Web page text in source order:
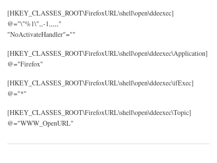
多
[HKEY_CLASSES_ROOT\FirefoxURL\shell\open\ddeexec]
@="\"%1\",,-1,,,,,"
"NoActivateHandler"=""
[HKEY_CLASSES_ROOT\FirefoxURL\shell\open\ddeexec\Application]
@="Firefox"
[HKEY_CLASSES_ROOT\FirefoxURL\shell\open\ddeexec\ifExec]
@="*"
[HKEY_CLASSES_ROOT\FirefoxURL\shell\open\ddeexec\Topic]
@="WWW_OpenURL"